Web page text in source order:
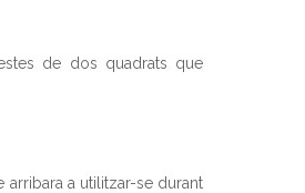
de dos quadrats que
a utilitzar-se durant